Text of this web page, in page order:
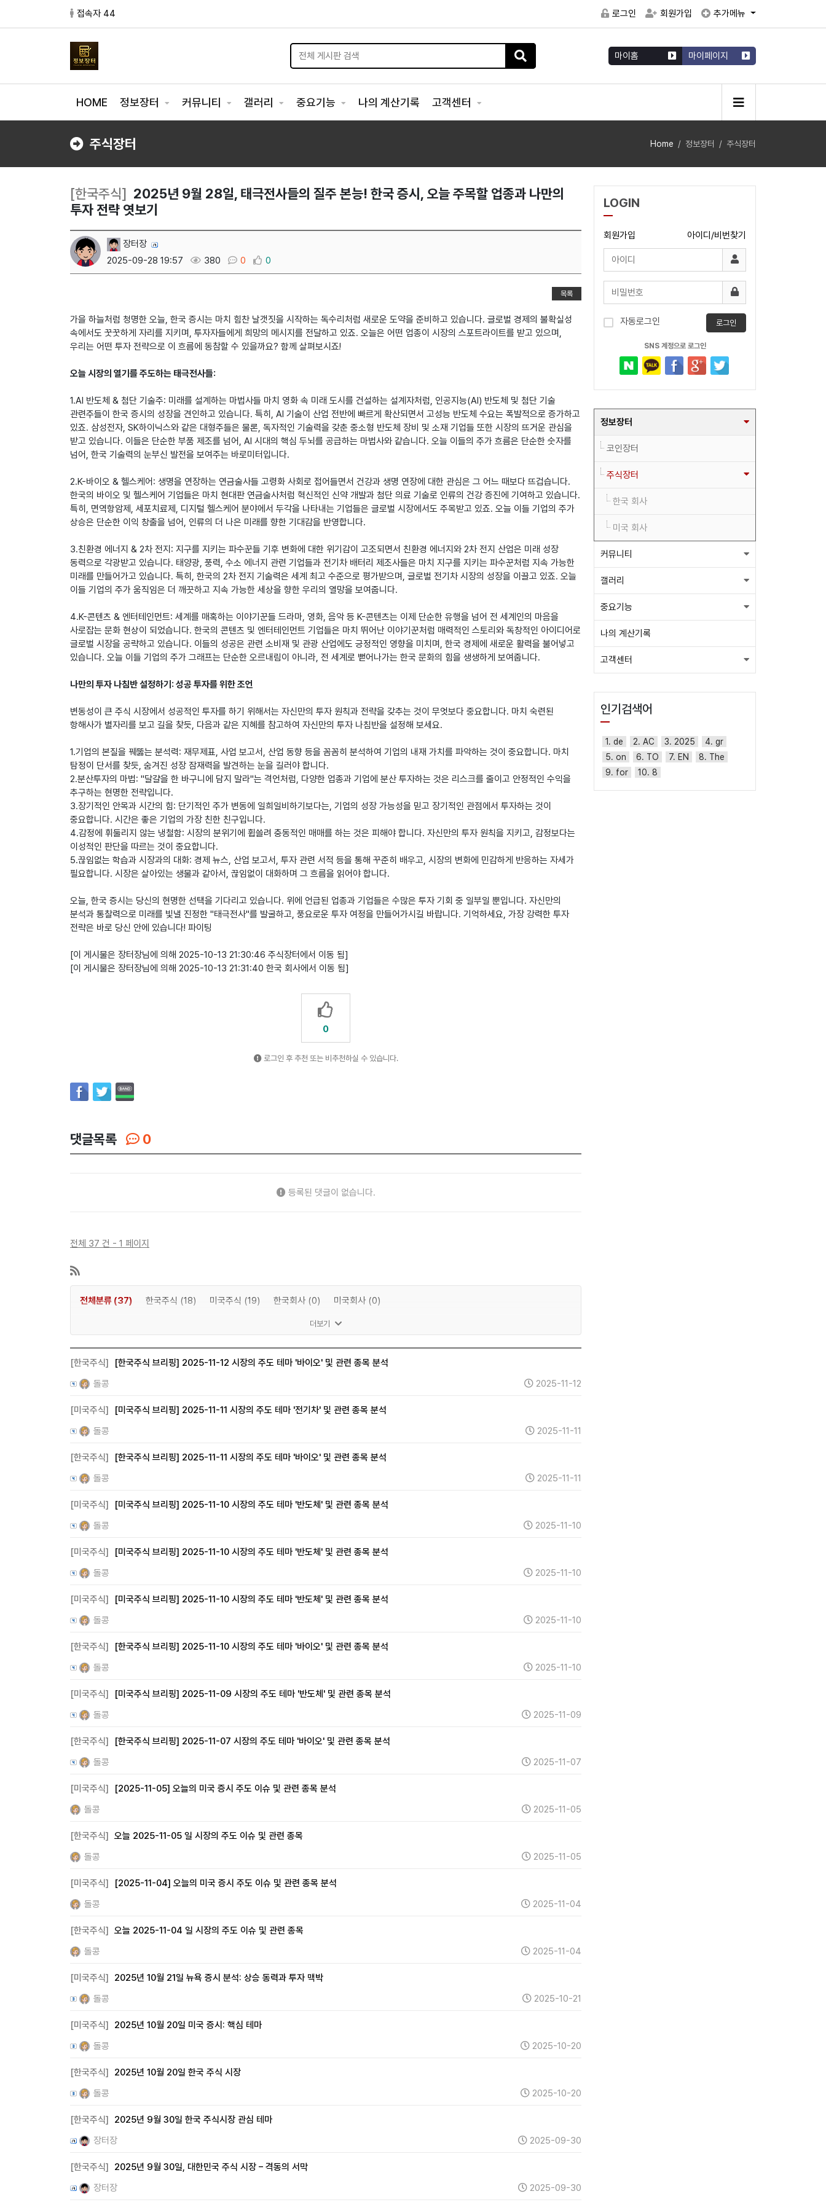
접속자 44 로그인 회원가입 추가메뉴
마이홈 마이페이지
HOME 정보장터 커뮤니티 갤러리 중요기능 나의 계산기록 고객센터
주식장터 Home 정보장터 주식장터
[한국주식] 2025년 9월 28일, 태극전사들의 질주 본능! 한국 증시, 오늘 주목할 업종과 나만의
투자 전략 엿보기
장터장
2025-09-28 19:57
380 0 0
목록
가을 하늘처럼 청명한 오늘, 한국 증시는 마치 힘찬 날갯짓을 시작하는 독수리처럼 새로운 도약을 준비하고 있습니다. 글로벌 경제의 불확실성
속에서도 꿋꿋하게 자리를 지키며, 투자자들에게 희망의 메시지를 전달하고 있죠. 오늘은 어떤 업종이 시장의 스포트라이트를 받고 있으며,
우리는 어떤 투자 전략으로 이 흐름에 동참할 수 있을까요? 함께 살펴보시죠!
오늘 시장의 열기를 주도하는 태극전사들:
1.AI 반도체 & 첨단 기술주: 미래를 설계하는 마법사들 마치 영화 속 미래 도시를 건설하는 설계자처럼, 인공지능(AI) 반도체 및 첨단 기술
관련주들이 한국 증시의 성장을 견인하고 있습니다. 특히, AI 기술이 산업 전반에 빠르게 확산되면서 고성능 반도체 수요는 폭발적으로 증가하고
있죠. 삼성전자, SK하이닉스와 같은 대형주들은 물론, 독자적인 기술력을 갖춘 중소형 반도체 장비 및 소재 기업들 또한 시장의 뜨거운 관심을
받고 있습니다. 이들은 단순한 부품 제조를 넘어, AI 시대의 핵심 두뇌를 공급하는 마법사와 같습니다. 오늘 이들의 주가 흐름은 단순한 숫자를
넘어, 한국 기술력의 눈부신 발전을 보여주는 바로미터입니다.
2.K-바이오 & 헬스케어: 생명을 연장하는 연금술사들 고령화 사회로 접어들면서 건강과 생명 연장에 대한 관심은 그 어느 때보다 뜨겁습니다.
한국의 바이오 및 헬스케어 기업들은 마치 현대판 연금술사처럼 혁신적인 신약 개발과 첨단 의료 기술로 인류의 건강 증진에 기여하고 있습니다.
특히, 면역항암제, 세포치료제, 디지털 헬스케어 분야에서 두각을 나타내는 기업들은 글로벌 시장에서도 주목받고 있죠. 오늘 이들 기업의 주가
상승은 단순한 이익 창출을 넘어, 인류의 더 나은 미래를 향한 기대감을 반영합니다.
3.친환경 에너지 & 2차 전지: 지구를 지키는 파수꾼들 기후 변화에 대한 위기감이 고조되면서 친환경 에너지와 2차 전지 산업은 미래 성장
동력으로 각광받고 있습니다. 태양광, 풍력, 수소 에너지 관련 기업들과 전기차 배터리 제조사들은 마치 지구를 지키는 파수꾼처럼 지속 가능한
미래를 만들어가고 있습니다. 특히, 한국의 2차 전지 기술력은 세계 최고 수준으로 평가받으며, 글로벌 전기차 시장의 성장을 이끌고 있죠. 오늘
이들 기업의 주가 움직임은 더 깨끗하고 지속 가능한 세상을 향한 우리의 열망을 보여줍니다.
4.K-콘텐츠 & 엔터테인먼트: 세계를 매혹하는 이야기꾼들 드라마, 영화, 음악 등 K-콘텐츠는 이제 단순한 유행을 넘어 전 세계인의 마음을
사로잡는 문화 현상이 되었습니다. 한국의 콘텐츠 및 엔터테인먼트 기업들은 마치 뛰어난 이야기꾼처럼 매력적인 스토리와 독창적인 아이디어로
글로벌 시장을 공략하고 있습니다. 이들의 성공은 관련 소비재 및 관광 산업에도 긍정적인 영향을 미치며, 한국 경제에 새로운 활력을 불어넣고
있습니다. 오늘 이들 기업의 주가 그래프는 단순한 오르내림이 아니라, 전 세계로 뻗어나가는 한국 문화의 힘을 생생하게 보여줍니다.
나만의 투자 나침반 설정하기: 성공 투자를 위한 조언
변동성이 큰 주식 시장에서 성공적인 투자를 하기 위해서는 자신만의 투자 원칙과 전략을 갖추는 것이 무엇보다 중요합니다. 마치 숙련된
항해사가 별자리를 보고 길을 찾듯, 다음과 같은 지혜를 참고하여 자신만의 투자 나침반을 설정해 보세요.
1.기업의 본질을 꿰뚫는 분석력: 재무제표, 사업 보고서, 산업 동향 등을 꼼꼼히 분석하여 기업의 내재 가치를 파악하는 것이 중요합니다. 마치
탐정이 단서를 찾듯, 숨겨진 성장 잠재력을 발견하는 눈을 길러야 합니다.
2.분산투자의 마법: "달걀을 한 바구니에 담지 말라"는 격언처럼, 다양한 업종과 기업에 분산 투자하는 것은 리스크를 줄이고 안정적인 수익을
추구하는 현명한 전략입니다.
3.장기적인 안목과 시간의 힘: 단기적인 주가 변동에 일희일비하기보다는, 기업의 성장 가능성을 믿고 장기적인 관점에서 투자하는 것이
중요합니다. 시간은 좋은 기업의 가장 친한 친구입니다.
4.감정에 휘둘리지 않는 냉철함: 시장의 분위기에 휩쓸려 충동적인 매매를 하는 것은 피해야 합니다. 자신만의 투자 원칙을 지키고, 감정보다는
이성적인 판단을 따르는 것이 중요합니다.
5.끊임없는 학습과 시장과의 대화: 경제 뉴스, 산업 보고서, 투자 관련 서적 등을 통해 꾸준히 배우고, 시장의 변화에 민감하게 반응하는 자세가
필요합니다. 시장은 살아있는 생물과 같아서, 끊임없이 대화하며 그 흐름을 읽어야 합니다.
오늘, 한국 증시는 당신의 현명한 선택을 기다리고 있습니다. 위에 언급된 업종과 기업들은 수많은 투자 기회 중 일부일 뿐입니다. 자신만의
분석과 통찰력으로 미래를 빛낼 진정한 "태극전사"를 발굴하고, 풍요로운 투자 여정을 만들어가시길 바랍니다. 기억하세요, 가장 강력한 투자
전략은 바로 당신 안에 있습니다! 파이팅
[이 게시물은 장터장님에 의해 2025-10-13 21:30:46 주식장터에서 이동 됨]
[이 게시물은 장터장님에 의해 2025-10-13 21:31:40 한국 회사에서 이동 됨]
0
로그인 후 추천 또는 비추천하실 수 있습니다.
댓글목록 0
등록된 댓글이 없습니다.
전체 37 건 - 1 페이지
전체분류 (37) 한국주식 (18) 미국주식 (19) 한국회사 (0) 미국회사 (0)
더보기
[한국주식]
[한국주식 브리핑] 2025-11-12 시장의 주도 테마 '바이오' 및 관련 종목 분석
돌콩
2025-11-12
[미국주식]
[미국주식 브리핑] 2025-11-11 시장의 주도 테마 '전기차' 및 관련 종목 분석
돌콩
2025-11-11
[한국주식]
[한국주식 브리핑] 2025-11-11 시장의 주도 테마 '바이오' 및 관련 종목 분석
돌콩
2025-11-11
[미국주식]
[미국주식 브리핑] 2025-11-10 시장의 주도 테마 '반도체' 및 관련 종목 분석
돌콩
2025-11-10
[미국주식]
[미국주식 브리핑] 2025-11-10 시장의 주도 테마 '반도체' 및 관련 종목 분석
돌콩
2025-11-10
[미국주식]
[미국주식 브리핑] 2025-11-10 시장의 주도 테마 '반도체' 및 관련 종목 분석
돌콩
2025-11-10
[한국주식]
[한국주식 브리핑] 2025-11-10 시장의 주도 테마 '바이오' 및 관련 종목 분석
돌콩
2025-11-10
[미국주식]
[미국주식 브리핑] 2025-11-09 시장의 주도 테마 '반도체' 및 관련 종목 분석
돌콩
2025-11-09
[한국주식]
[한국주식 브리핑] 2025-11-07 시장의 주도 테마 '바이오' 및 관련 종목 분석
돌콩
2025-11-07
[미국주식]
[2025-11-05] 오늘의 미국 증시 주도 이슈 및 관련 종목 분석
돌콩
2025-11-05
[한국주식] 오늘 2025-11-05 일 시장의 주도 이슈 및 관련 종목
돌콩
2025-11-05
[미국주식]
[2025-11-04] 오늘의 미국 증시 주도 이슈 및 관련 종목 분석
돌콩
2025-11-04
[한국주식] 오늘 2025-11-04 일 시장의 주도 이슈 및 관련 종목
돌콩
2025-11-04
[미국주식]
2025년 10월 21일 뉴욕 증시 분석: 상승 동력과 투자 맥박
돌콩
2025-10-21
[미국주식]
2025년 10월 20일 미국 증시: 핵심 테마
돌콩
2025-10-20
[한국주식]
2025년 10월 20일 한국 주식 시장
돌콩
2025-10-20
[한국주식]
2025년 9월 30일 한국 주식시장 관심 테마
장터장
2025-09-30
[한국주식]
2025년 9월 30일, 대한민국 주식 시장 – 격동의 서막
장터장
2025-09-30
LOGIN
회원가입 아이디/비번찾기
자동로그인 로그인
SNS 계정으로 로그인
정보장터
코인장터
주식장터
한국 회사
미국 회사
커뮤니티
갤러리
중요기능
나의 계산기록
고객센터
인기검색어
1. de 2. AC 3. 2025
4. gr
5. on
6. TO 7. EN
8. The
9. for
10. 8